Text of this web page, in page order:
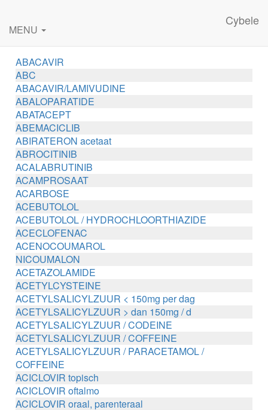
Cybele
MENU
ABACAVIR
ABC
ABACAVIR/LAMIVUDINE
ABALOPARATIDE
ABATACEPT
ABEMACICLIB
ABIRATERON acetaat
ABROCITINIB
ACALABRUTINIB
ACAMPROSAAT
ACARBOSE
ACEBUTOLOL
ACEBUTOLOL / HYDROCHLOORTHIAZIDE
ACECLOFENAC
ACENOCOUMAROL
NICOUMALON
ACETAZOLAMIDE
ACETYLCYSTEINE
ACETYLSALICYLZUUR < 150mg per dag
ACETYLSALICYLZUUR > dan 150mg / d
ACETYLSALICYLZUUR / CODEINE
ACETYLSALICYLZUUR / COFFEINE
ACETYLSALICYLZUUR / PARACETAMOL /
COFFEINE
ACICLOVIR topisch
ACICLOVIR oftalmo
ACICLOVIR oraal, parenteraal